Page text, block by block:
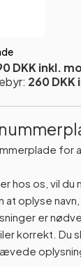
DKK inkl.
260 DKK
for
hos os, vil du
at oplyse
er
korrekt. Du